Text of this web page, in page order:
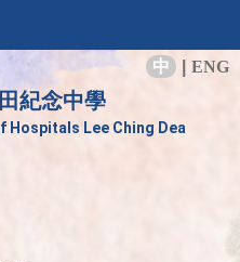
中 ENG
紀念中學
Hospitals Lee Ching Dea